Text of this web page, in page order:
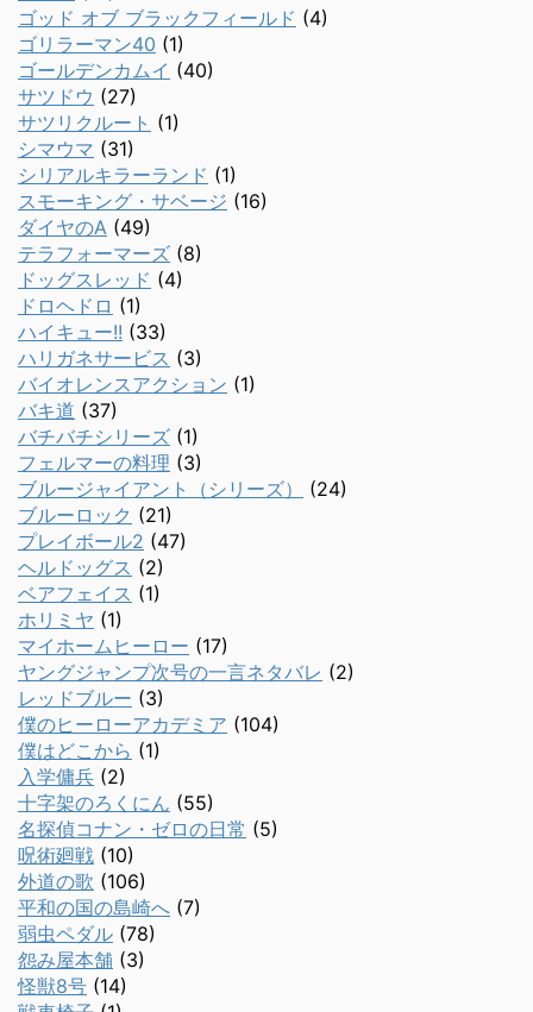
ゴッド オブ ブラックフィールド (4)
ゴリラーマン40 (1)
ゴールデンカムイ (40)
サツドウ (27)
サツリクルート (1)
シマウマ (31)
シリアルキラーランド (1)
スモーキング・サベージ (16)
ダイヤのA (49)
テラフォーマーズ (8)
ドッグスレッド (4)
ドロヘドロ (1)
ハイキュー!! (33)
ハリガネサービス (3)
バイオレンスアクション (1)
バキ道 (37)
バチバチシリーズ (1)
フェルマーの料理 (3)
ブルージャイアント（シリーズ）
(24)
ブルーロック (21)
プレイボール2 (47)
ヘルドッグス (2)
ベアフェイス (1)
ホリミヤ (1)
マイホームヒーロー (17)
ヤングジャンプ次号の一言ネタバレ (2)
レッドブルー (3)
僕のヒーローアカデミア (104)
僕はどこから (1)
入学傭兵 (2)
十字架のろくにん (55)
名探偵コナン・ゼロの日常 (5)
呪術廻戦 (10)
外道の歌 (106)
平和の国の島崎へ (7)
弱虫ペダル (78)
怨み屋本舗 (3)
怪獣8号 (14)